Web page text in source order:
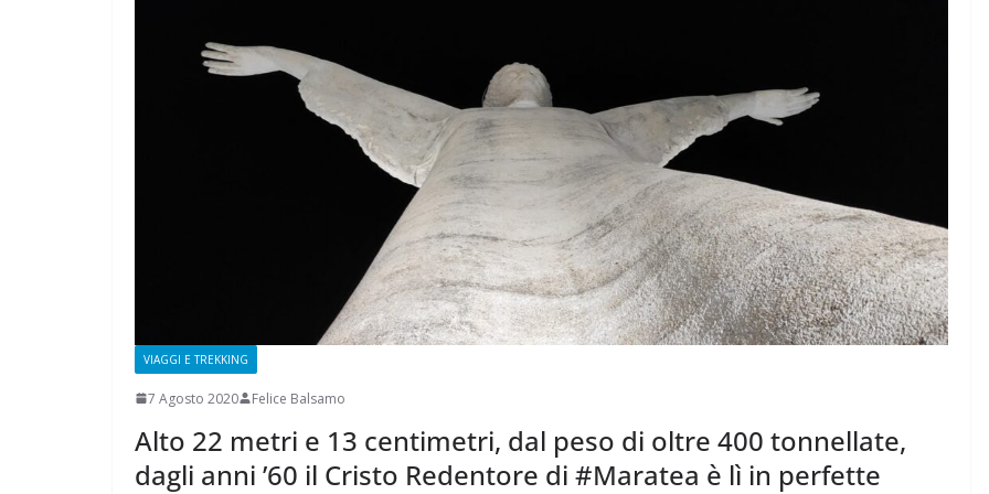
VIAGGI E TREKKING
7 Agosto 2020 Felice Balsamo
Alto 22 metri e 13 centimetri, dal peso di oltre 400 tonnellate,
dagli anni ’60 il Cristo Redentore di #Maratea è lì in perfette
1 Ottobre 2021 Felice Balsamo
Rilassarsi e